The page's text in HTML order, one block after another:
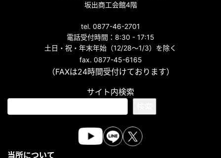
坂出商工会館4階
tel. 0877-46-2701
電話受付時間：8:30 - 17:15
土日・祝・年末年始（12/28～1/3）を除く
fax. 0877-45-6165
（FAXは24時間受付けております）
サイト内検索
当所について